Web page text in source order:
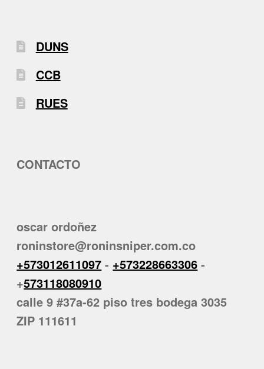
DUNS
CCB
RUES
CONTACTO
oscar ordoñez
roninstore@roninsniper.com.co
+573012611097 - +573228663306 -
+573118080910
calle 9 #37a-62 piso tres bodega 3035
ZIP 111611